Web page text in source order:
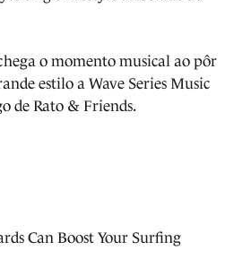
o momento musical ao pôr
estilo a Wave Series Music
de Rato & Friends.
Can Boost Your Surfing